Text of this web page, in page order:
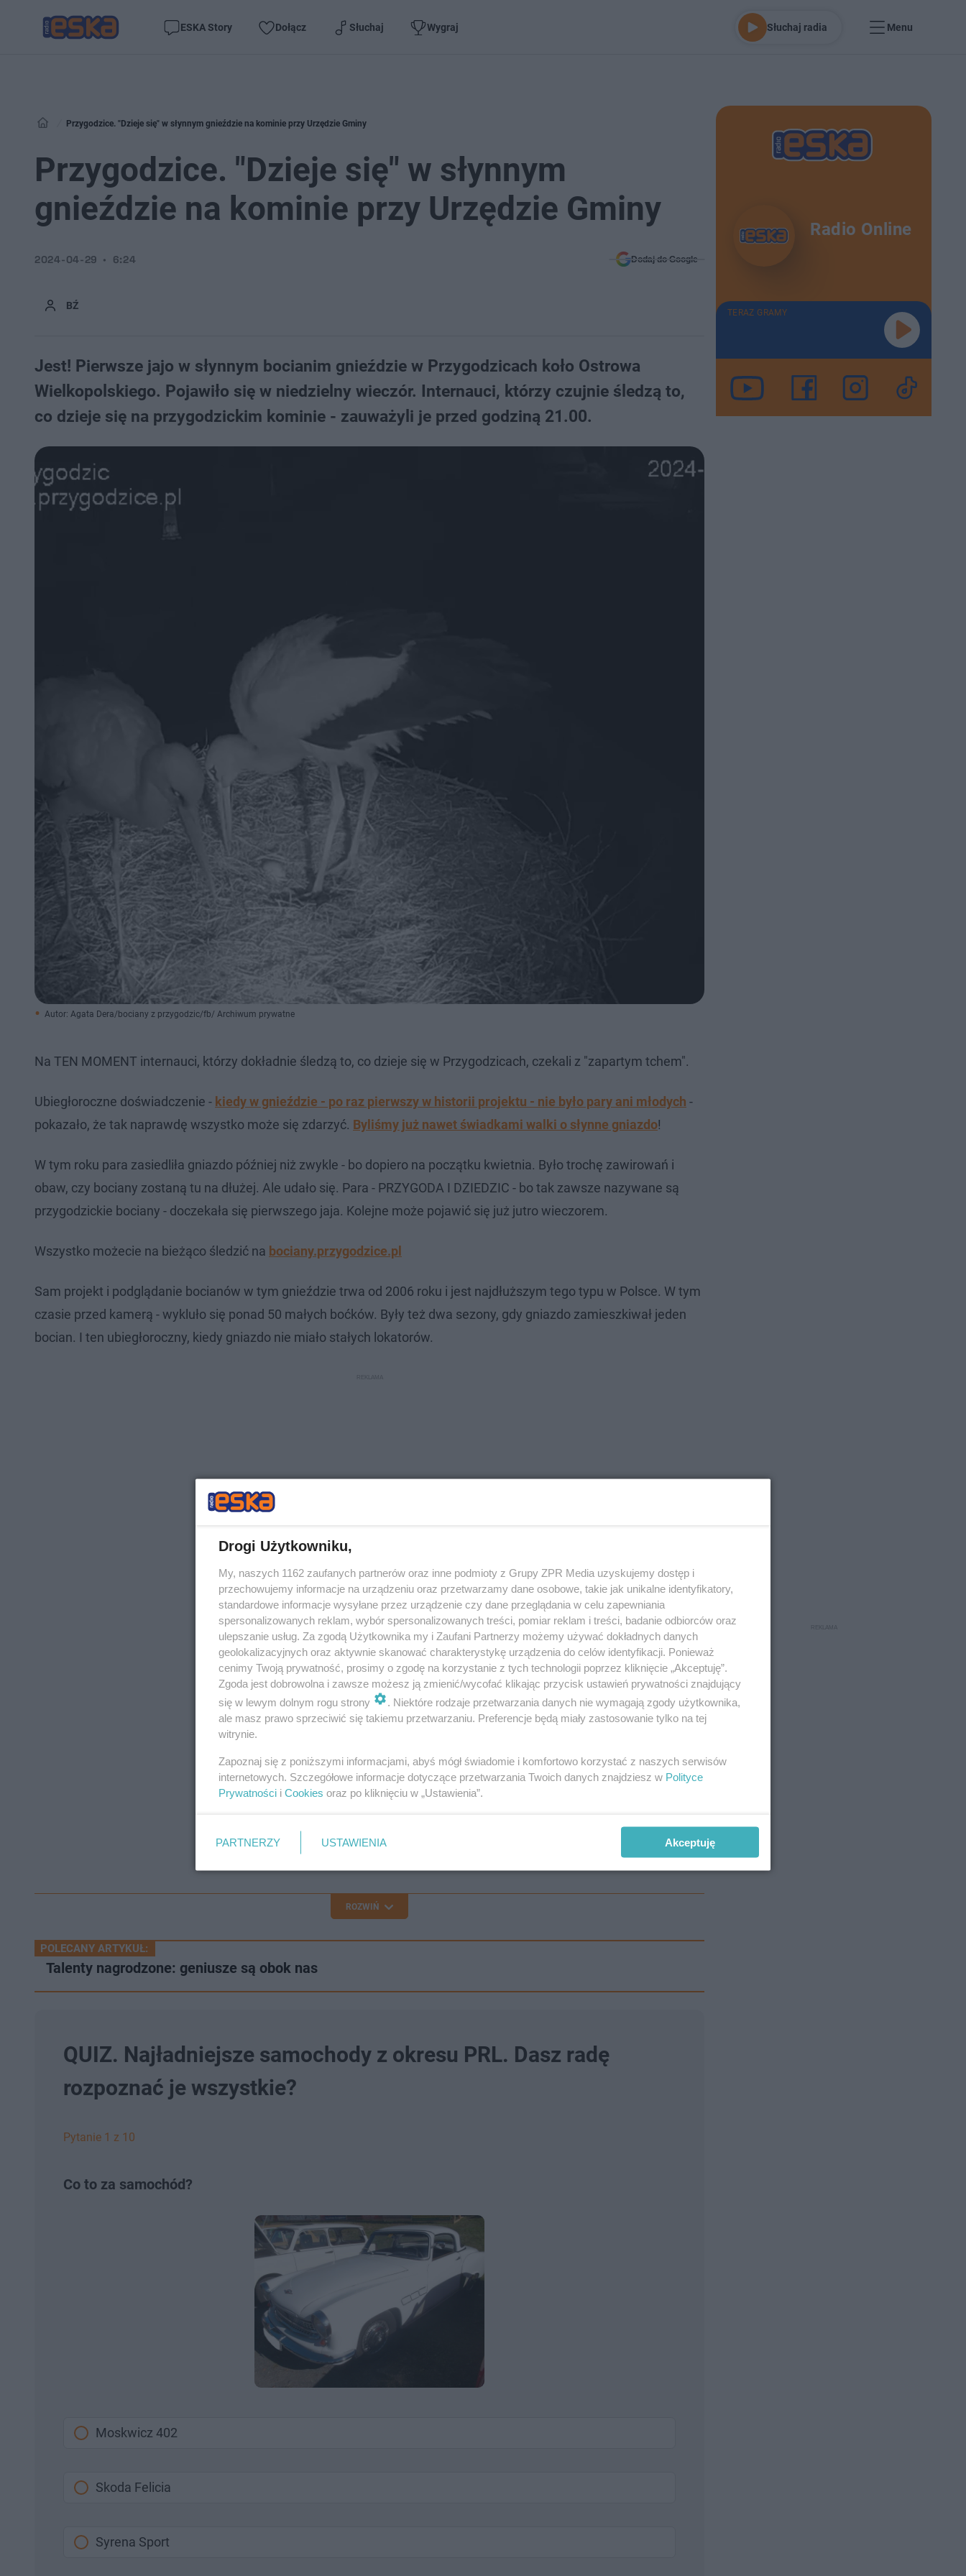
ESKA Story Dołącz Słuchaj Wygraj Słuchaj radia Menu
Przygodzice. "Dzieje się" w słynnym gnieździe na kominie przy Urzędzie Gminy
Przygodzice. "Dzieje się" w słynnym
gnieździe na kominie przy Urzędzie Gminy
BŹ
2024-04-29 6:24 Dodaj do Google
Jest! Pierwsze jajo w słynnym bocianim gnieździe w Przygodzicach koło Ostrowa
Wielkopolskiego. Pojawiło się w niedzielny wieczór. Internauci, którzy czujnie śledzą to,
co dzieje się na przygodzickim kominie - zauważyli je przed godziną 21.00.
Autor: Agata Dera/bociany z przygodzic/fb/ Archiwum prywatne
Na TEN MOMENT internauci, którzy dokładnie śledzą to, co dzieje się w Przygodzicach, czekali z "zapartym tchem".
Ubiegłoroczne doświadczenie - kiedy w gnieździe - po raz pierwszy w historii projektu - nie było pary ani młodych -
pokazało, że tak naprawdę wszystko może się zdarzyć. Byliśmy już nawet świadkami walki o słynne gniazdo!
W tym roku para zasiedliła gniazdo później niż zwykle - bo dopiero na początku kwietnia. Było trochę zawirowań i
obaw, czy bociany zostaną tu na dłużej. Ale udało się. Para - PRZYGODA I DZIEDZIC - bo tak zawsze nazywane są
przygodzickie bociany - doczekała się pierwszego jaja. Kolejne może pojawić się już jutro wieczorem.
Wszystko możecie na bieżąco śledzić na bociany.przygodzice.pl
Sam projekt i podglądanie bocianów w tym gnieździe trwa od 2006 roku i jest najdłuższym tego typu w Polsce. W tym
czasie przed kamerą - wykluło się ponad 50 małych boćków. Były też dwa sezony, gdy gniazdo zamieszkiwał jeden
bocian. I ten ubiegłoroczny, kiedy gniazdo nie miało stałych lokatorów.
ROZWIŃ
POLECANY ARTYKUŁ:
Talenty nagrodzone: geniusze są obok nas
QUIZ. Najładniejsze samochody z okresu PRL. Dasz radę
rozpoznać je wszystkie?
Pytanie 1 z 10
Co to za samochód?
Moskwicz 402
Skoda Felicia
Syrena Sport
Radio Online
TERAZ GRAMY
Drogi Użytkowniku,
My, naszych 1162 zaufanych partnerów oraz inne podmioty z Grupy ZPR Media uzyskujemy dostęp i
przechowujemy informacje na urządzeniu oraz przetwarzamy dane osobowe, takie jak unikalne identyfikatory,
standardowe informacje wysyłane przez urządzenie czy dane przeglądania w celu zapewniania
spersonalizowanych reklam, wybór spersonalizowanych treści, pomiar reklam i treści, badanie odbiorców oraz
ulepszanie usług. Za zgodą Użytkownika my i Zaufani Partnerzy możemy używać dokładnych danych
geolokalizacyjnych oraz aktywnie skanować charakterystykę urządzenia do celów identyfikacji. Ponieważ
cenimy Twoją prywatność, prosimy o zgodę na korzystanie z tych technologii poprzez kliknięcie „Akceptuję”.
Zgoda jest dobrowolna i zawsze możesz ją zmienić/wycofać klikając przycisk ustawień prywatności znajdujący
się w lewym dolnym rogu strony
. Niektóre rodzaje przetwarzania danych nie wymagają zgody użytkownika,
ale masz prawo sprzeciwić się takiemu przetwarzaniu. Preferencje będą miały zastosowanie tylko na tej
witrynie.
Zapoznaj się z poniższymi informacjami, abyś mógł świadomie i komfortowo korzystać z naszych serwisów
internetowych. Szczegółowe informacje dotyczące przetwarzania Twoich danych znajdziesz w Polityce
Prywatności i Cookies oraz po kliknięciu w „Ustawienia”.
PARTNERZY USTAWIENIA Akceptuję